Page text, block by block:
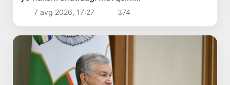
mustahkamlamoqda
7 avg 2026, 17:27 374